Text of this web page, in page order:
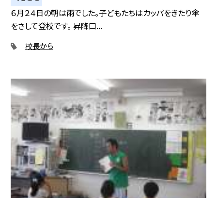
６月２４日の朝は雨でした。子どもたちはカッパをきたり傘
をさして登校です。 昇降口...
校長から